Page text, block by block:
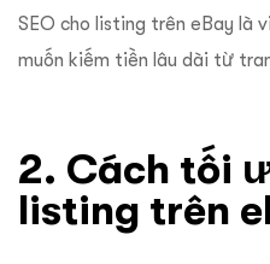
SEO cho listing trên eBay là
muốn kiếm tiền lâu dài từ
2. Cách tối
listing trên